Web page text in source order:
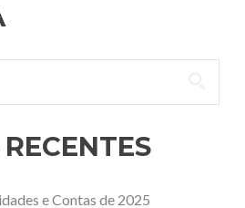
e Contas de 2025